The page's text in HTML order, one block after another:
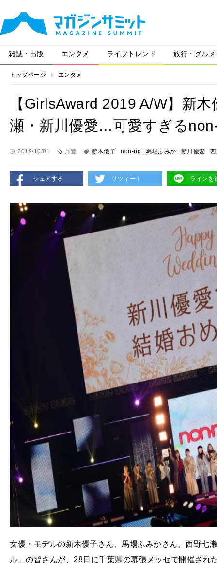
雑誌・出版 エンタメ ライフトレンド 旅行・グルメ
トップページ エンタメ
【GirlsAward 2019 A/W】新
瀬・新川優愛…可愛すぎる
2019/10/01 岸豊 新木優子 non-no 馬場ふみか 新川優愛
シェアする リツィート ラインを
女優・モデルの新木優子さん、馬場ふみかさん、西野七
ル」の皆さんが、28日に千葉県の幕張メッセで開催され